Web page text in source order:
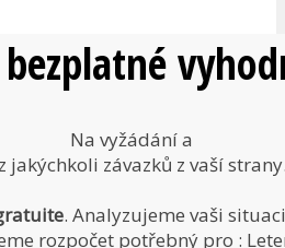
Na vyžádání a
jakýchkoli závazků z vaší
. Analyzujeme vaši
rozpočet potřebný pro :